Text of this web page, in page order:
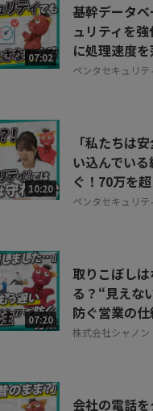
07:02
基幹データ
ュリティを
に処理速度
ペンタセキュリ
10:20
「私たちは
い込んでい
ぐ！70万を
ペンタセキュリ
07:20
取りこぼし
る？“見えな
防ぐ営業の
株式会社シャノン
会社の電話